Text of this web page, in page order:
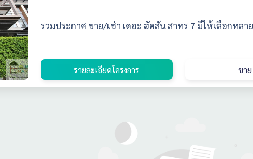
รวมประกาศ ขาย/เช่า เดอะ ฮัดสัน สาทร 7 มีให้เลือกหล
รายละเอียดโครงการ ขา